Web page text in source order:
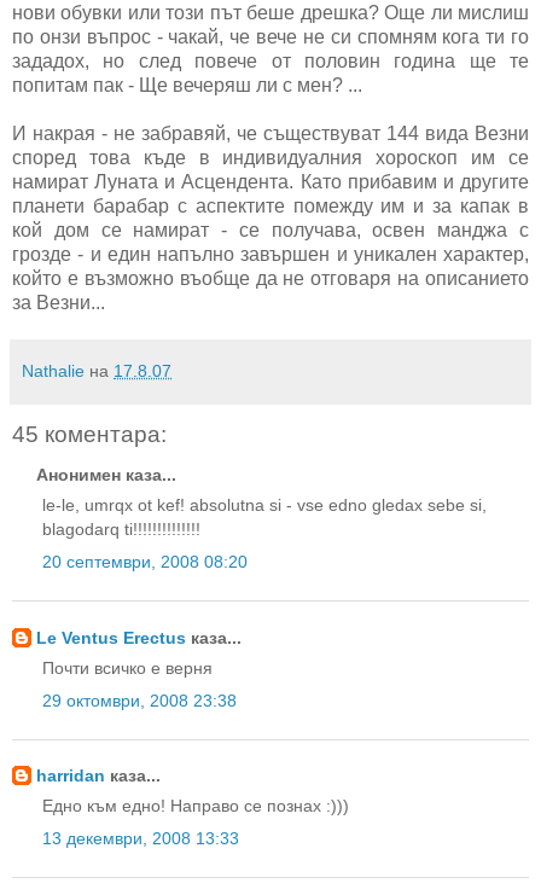
нови обувки или този път беше дрешка? Още ли мислиш
по онзи въпрос - чакай, че вече не си спомням кога ти го
зададох, но след повече от половин година ще те
попитам пак - Ще вечеряш ли с мен? ...
И накрая - не забравяй, че съществуват 144 вида Везни
според това къде в индивидуалния хороскоп им се
намират Луната и Асцендента. Като прибавим и другите
планети барабар с аспектите помежду им и за капак в
кой дом се намират - се получава, освен манджа с
грозде - и един напълно завършен и уникален характер,
който е възможно въобще да не отговаря на описанието
за Везни...
Nathalie на 17.8.07
45 коментара:
Анонимен каза...
le-le, umrqx ot kef! absolutna si - vse edno gledax sebe si,
blagodarq ti!!!!!!!!!!!!!!
20 септември, 2008 08:20
Le Ventus Erectus каза...
Почти всичко е верня
29 октомври, 2008 23:38
harridan каза...
Едно към едно! Направо се познах :)))
13 декември, 2008 13:33